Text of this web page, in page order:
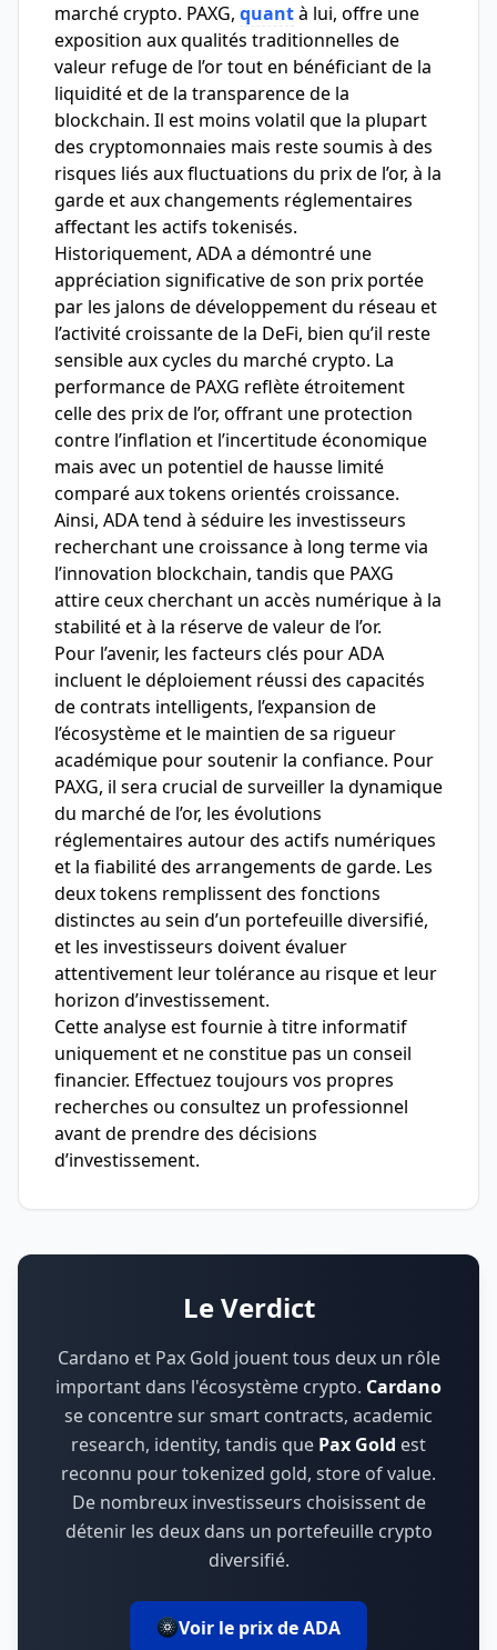
marché crypto. PAXG, quantà lui, offre une
exposition aux qualités traditionnelles de
valeur refuge de l’or tout en bénéficiant de la
liquidité et de la transparence de la
blockchain. Il est moins volatil que la plupart
des cryptomonnaies mais reste soumis à des
risques liés aux fluctuations du prix de l’or, à la
garde et aux changements réglementaires
affectant les actifs tokenisés.
Historiquement, ADA a démontré une
appréciation significative de son prix portée
par les jalons de développement du réseau et
l’activité croissante de la DeFi, bien qu’il reste
sensible aux cycles du marché crypto. La
performance de PAXG reflète étroitement
celle des prix de l’or, offrant une protection
contre l’inflation et l’incertitude économique
mais avec un potentiel de hausse limité
comparé aux tokens orientés croissance.
Ainsi, ADA tend à séduire les investisseurs
recherchant une croissance à long terme via
l’innovation blockchain, tandis que PAXG
attire ceux cherchant un accès numérique à la
stabilité et à la réserve de valeur de l’or.
Pour l’avenir, les facteurs clés pour ADA
incluent le déploiement réussi des capacités
de contrats intelligents, l’expansion de
l’écosystème et le maintien de sa rigueur
académique pour soutenir la confiance. Pour
PAXG, il sera crucial de surveiller la dynamique
du marché de l’or, les évolutions
réglementaires autour des actifs numériques
et la fiabilité des arrangements de garde. Les
deux tokens remplissent des fonctions
distinctes au sein d’un portefeuille diversifié,
et les investisseurs doivent évaluer
attentivement leur tolérance au risque et leur
horizon d’investissement.
Cette analyse est fournie à titre informatif
uniquement et ne constitue pas un conseil
financier. Effectuez toujours vos propres
recherches ou consultez un professionnel
avant de prendre des décisions
d’investissement.
Le Verdict
Cardano et Pax Gold jouent tous deux un rôle
important dans l'écosystème crypto. Cardano
se concentre sursmart contracts, academic
research, identity, tandis que Pax Gold est
reconnu pourtokenized gold, store of value.
De nombreux investisseurs choisissent de
détenir les deux dans un portefeuille crypto
diversifié.
Voir le prix de ADA